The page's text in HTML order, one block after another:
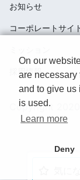
お知らせ
コーポレートサイ
採用情報
Copyright
On our
are necessary
and to give us
is used.
Learn more
Deny